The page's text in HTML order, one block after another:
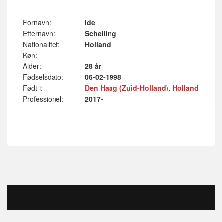
Fornavn:
Ide
Efternavn:
Schelling
Nationalitet:
Holland
Køn:
Alder:
28 år
Fødselsdato:
06-02-1998
Født i:
Den Haag (Zuid-Holland), Holland
Professionel:
2017-